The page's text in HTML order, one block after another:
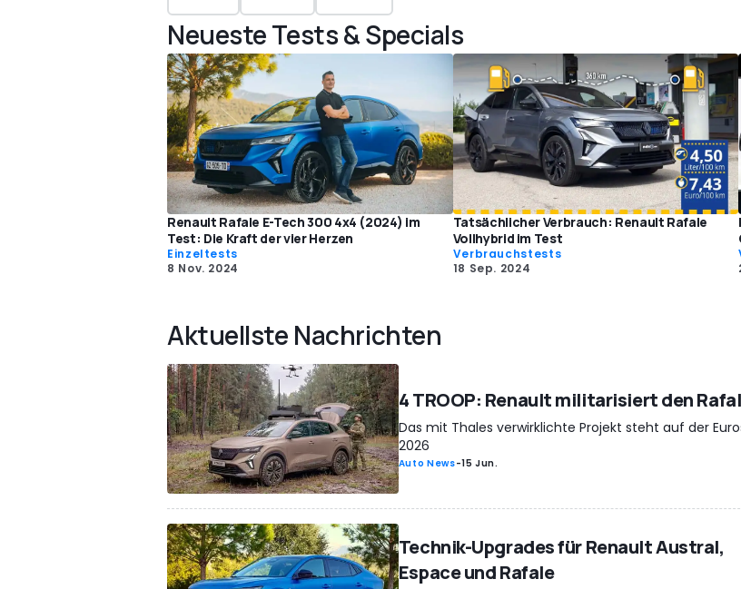
Neueste Tests & Specials
Renault Rafale E-Tech 300 4x4 (2024) im
Test: Die Kraft der vier Herzen
Einzeltests
8 Nov. 2024
Tatsächlicher Verbrauch: Renault Rafale
Vollhybrid im Test
Verbrauchstests
18 Sep. 2024
Aktuellste Nachrichten
4 TROOP: Renault militarisiert den
Das mit Thales verwirklichte Projekt steht auf der
2026
Auto News-15 Jun.
Technik-Upgrades für Renault Austral,
Espace und Rafale